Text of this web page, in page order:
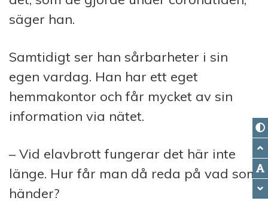
säger han.
Samtidigt ser han sårbarheter i sin
egen vardag. Han har ett eget
hemmakontor och får mycket av sin
information via nätet.
– Vid elavbrott fungerar det här inte
länge. Hur får man då reda på vad som
händer?